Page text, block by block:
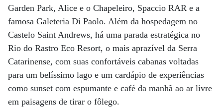
Garden Park, Alice e o Chapeleiro, Spaccio RAR e a
famosa Galeteria Di Paolo. Além da hospedagem no
Castelo Saint Andrews, há uma parada estratégica no
Rio do Rastro Eco Resort, o mais aprazível da Serra
Catarinense, com suas confortáveis cabanas voltadas
para um belíssimo lago e um cardápio de experiências
como sunset com espumante e café da manhã ao ar livre
em paisagens de tirar o fôlego.